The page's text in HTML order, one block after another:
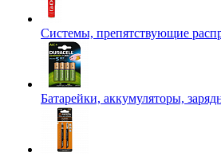
Системы, препятствующие
Батарейки, аккумуляторы,